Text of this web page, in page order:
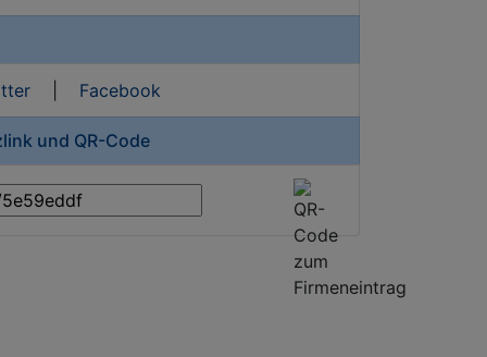
| Facebook
und QR-Code